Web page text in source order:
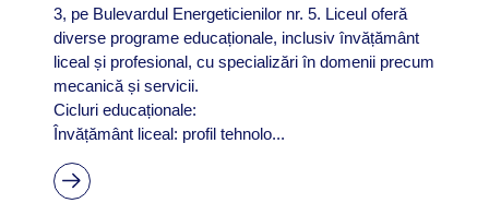
3, pe Bulevardul Energeticienilor nr. 5. Liceul oferă
diverse programe educaționale, inclusiv învățământ
liceal și profesional, cu specializări în domenii precum
mecanică și servicii.
Cicluri educaționale:
Învățământ liceal: profil tehnolo...